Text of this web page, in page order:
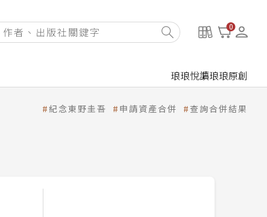
0
琅琅悅讀琅琅原創
紀念東野圭吾 申請資產合併 查詢合併結果